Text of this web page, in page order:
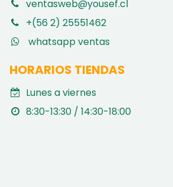
ventasweb@yousef.cl
+(56 2) 25551462
whatsapp ventas
HORARIOS TIENDAS
Lunes a viernes
8:30-13:30 / 14:30-18:00